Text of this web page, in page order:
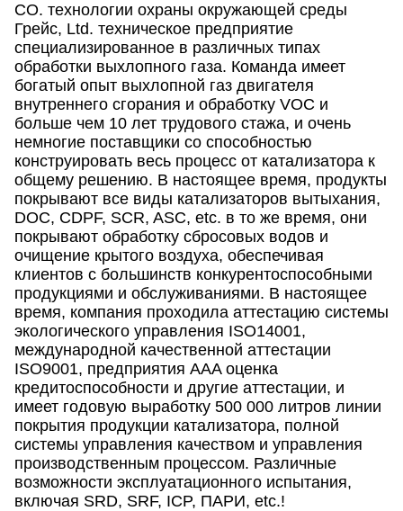
CO. технологии охраны окружающей среды
Грейс, Ltd. техническое предприятие
специализированное в различных типах
обработки выхлопного газа. Команда имеет
богатый опыт выхлопной газ двигателя
внутреннего сгорания и обработку VOC и
больше чем 10 лет трудового стажа, и очень
немногие поставщики со способностью
конструировать весь процесс от катализатора к
общему решению. В настоящее время, продукты
покрывают все виды катализаторов вытыхания,
DOC, CDPF, SCR, ASC, etc. в то же время, они
покрывают обработку сбросовых водов и
очищение крытого воздуха, обеспечивая
клиентов с большинств конкурентоспособными
продукциями и обслуживаниями. В настоящее
время, компания проходила аттестацию системы
экологического управления ISO14001,
международной качественной аттестации
ISO9001, предприятия AAA оценка
кредитоспособности и другие аттестации, и
имеет годовую выработку 500 000 литров линии
покрытия продукции катализатора, полной
системы управления качеством и управления
производственным процессом. Различные
возможности эксплуатационного испытания,
включая SRD, SRF, ICP, ПАРИ, etc.!